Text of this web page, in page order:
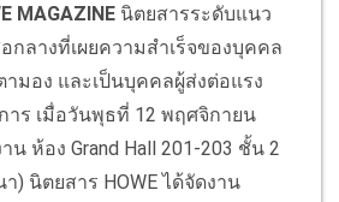
MAGAZINE นิตยสารระดับแนว
กลางที่เผยความสำเร็จของบุคคล
มอง และเป็นบุคคลผู้ส่งต่อแรง
าร เมื่อวันพุธที่ 12 พฤศจิกายน
ห้อง Grand Hall 201-203 ชั้น 2
า) นิตยสาร HOWE ได้จัดงาน